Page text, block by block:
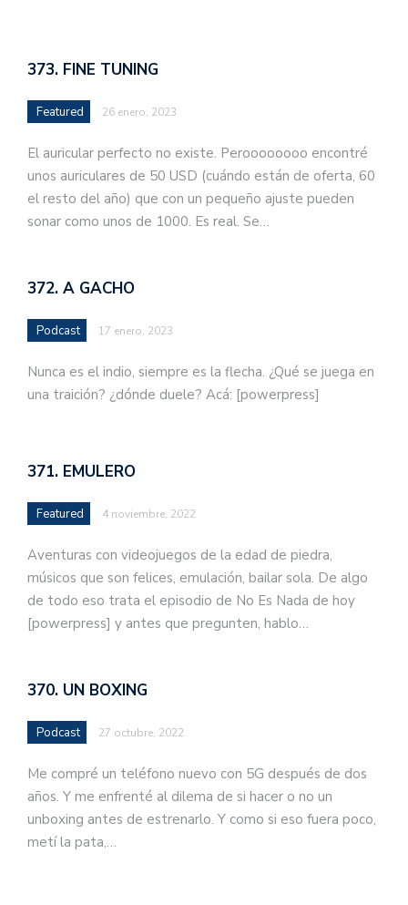
373. FINE TUNING
Featured 26 enero, 2023
El auricular perfecto no existe. Peroooooooo encontré
unos auriculares de 50 USD (cuándo están de oferta, 60
el resto del año) que con un pequeño ajuste pueden
sonar como unos de 1000. Es real. Se…
372. A GACHO
Podcast 17 enero, 2023
Nunca es el indio, siempre es la flecha. ¿Qué se juega en
una traición? ¿dónde duele? Acá: [powerpress]
371. EMULERO
Featured 4 noviembre, 2022
Aventuras con videojuegos de la edad de piedra,
músicos que son felices, emulación, bailar sola. De algo
de todo eso trata el episodio de No Es Nada de hoy
[powerpress] y antes que pregunten, hablo…
370. UN BOXING
Podcast 27 octubre, 2022
Me compré un teléfono nuevo con 5G después de dos
años. Y me enfrenté al dilema de si hacer o no un
unboxing antes de estrenarlo. Y como si eso fuera poco,
metí la pata,…